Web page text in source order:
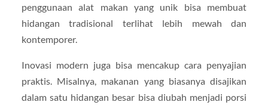
penggunaan alat makan yang unik bisa membuat
hidangan tradisional terlihat lebih mewah dan
kontemporer.
Inovasi modern juga bisa mencakup cara penyajian
praktis. Misalnya, makanan yang biasanya disajikan
dalam satu hidangan besar bisa diubah menjadi porsi